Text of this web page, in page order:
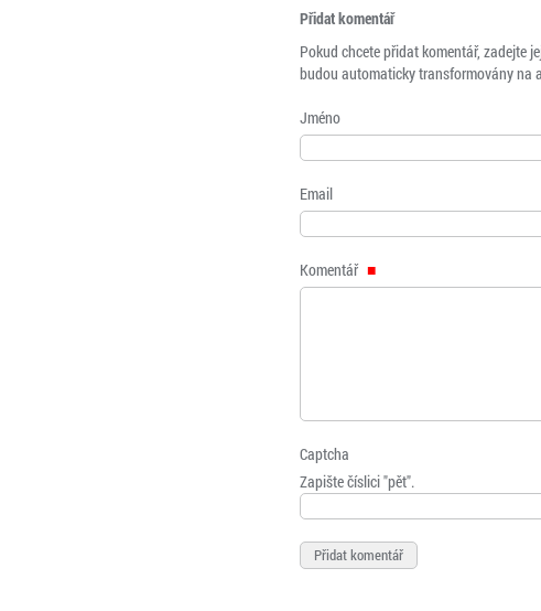
Přidat komentář
Pokud chcete přidat komentář, zadejte
budou automaticky transformovány na
Jméno
Email
Komentář
Captcha
Zapište číslici "pět".